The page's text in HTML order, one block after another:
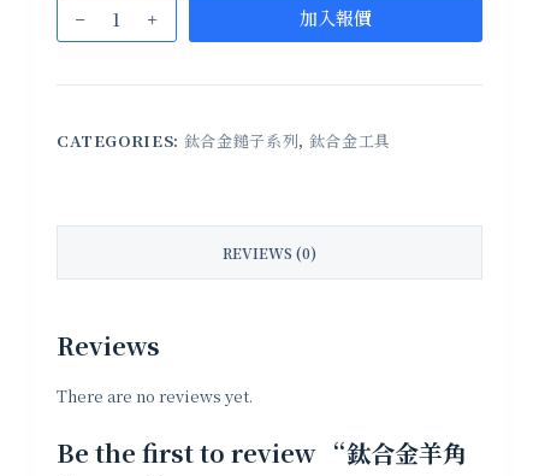
加入報價
CATEGORIES: 鈦合金鎚子系列, 鈦合金工具
REVIEWS (0)
Reviews
There are no reviews yet.
Be the first to review “鈦合金羊角